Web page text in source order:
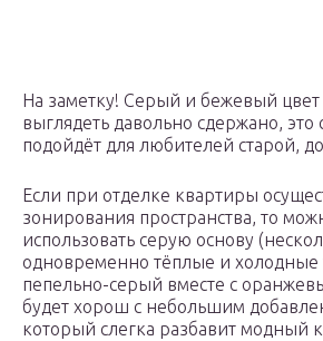
На заметку! Серый и бежевый цвет
выглядеть давольно сдержано, это
подойдёт для любителей старой,
Если при отделке квартиры
зонирования пространства, то
использовать серую основу
одновременно тёплые и холодные
пепельно-серый вместе с
будет хорош с небольшим
который слегка разбавит модный